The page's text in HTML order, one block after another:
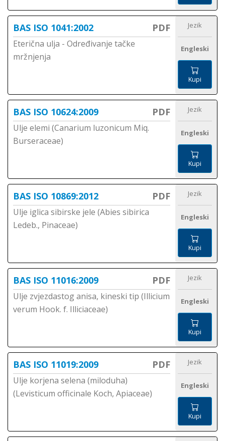
BAS ISO 1041:2002 PDF
Eterična ulja - Određivanje tačke
mržnjenja
Jezik
Engleski
Kupi
BAS ISO 10624:2009 PDF
Ulje elemi (Canarium luzonicum Miq.
Burseraceae)
Jezik
Engleski
Kupi
BAS ISO 10869:2012 PDF
Ulje iglica sibirske jele (Abies sibirica
Ledeb., Pinaceae)
Jezik
Engleski
Kupi
BAS ISO 11016:2009 PDF
Ulje zvjezdastog anisa, kineski tip (Illicium
verum Hook. f. Illiciaceae)
Jezik
Engleski
Kupi
BAS ISO 11019:2009 PDF
Ulje korjena selena (miloduha)
(Levisticum officinale Koch, Apiaceae)
Jezik
Engleski
Kupi